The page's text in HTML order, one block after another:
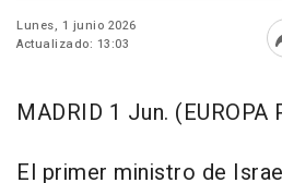
Lunes, 1 junio 2026
Actualizado: 13:03
MADRID 1 Jun. (EUROPA
El primer ministro de